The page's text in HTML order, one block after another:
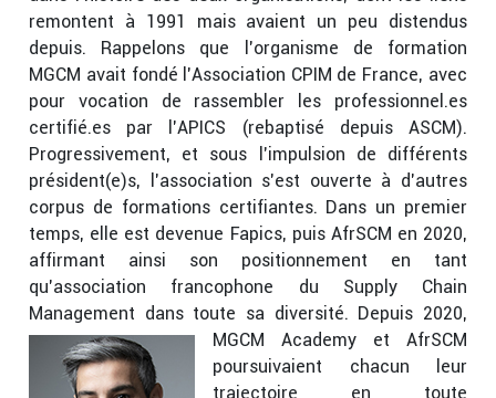
remontent à 1991 mais avaient un peu distendus
depuis. Rappelons que l’organisme de formation
MGCM avait fondé l’Association CPIM de France, avec
pour vocation de rassembler les professionnel.es
certifié.es par l’APICS (rebaptisé depuis ASCM).
Progressivement, et sous l’impulsion de différents
président(e)s, l’association s’est ouverte à d’autres
corpus de formations certifiantes. Dans un premier
temps, elle est devenue Fapics, puis AfrSCM en 2020,
affirmant ainsi son positionnement en tant
qu’association francophone du Supply Chain
Management dans toute sa diversité. Depuis 2020,
MGCM Academy et AfrSCM
poursuivaient chacun leur
trajectoire en toute